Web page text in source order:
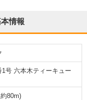
情報
号 六本木ティーキュー
80m)